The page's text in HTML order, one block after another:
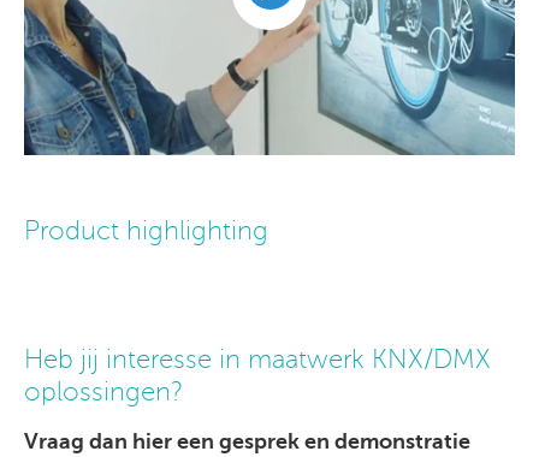
Product highlighting
Heb jij interesse in maatwerk KNX/DMX
oplossingen?
Vraag dan hier een gesprek en demonstratie